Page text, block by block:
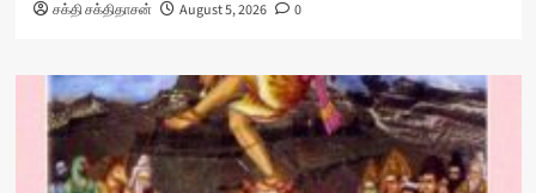
சக்தி சக்திதாசன் August 5, 2026 0